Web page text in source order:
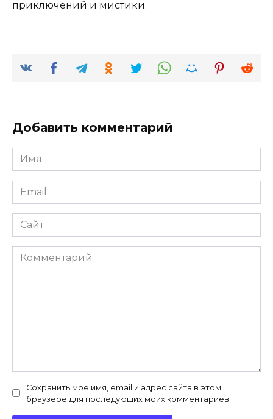
приключений и мистики.
Добавить комментарий
Имя
*
Email
*
Сайт
Комментарий
Сохранить моё имя, email и адрес сайта в этом
браузере для последующих моих комментариев.